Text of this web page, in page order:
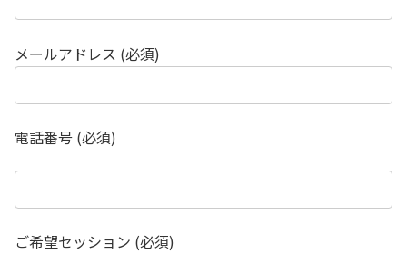
メールアドレス (必須)
電話番号 (必須)
ご希望セッション (必須)